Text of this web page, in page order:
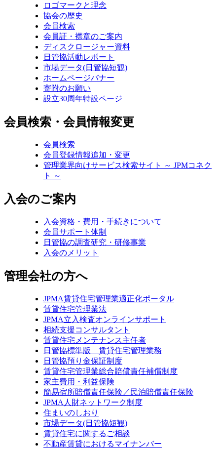
ロゴマークと理念
協会の歴史
会員検索
会員証・襟章のご案内
ディスクロージャー資料
日管協活動レポート
市場データ(日管協短観)
ホームページバナー
寄附のお願い
設立30周年特設ページ
会員検索・会員情報変更
会員検索
会員登録情報追加・変更
管理業界向けサービス検索サイト ～ JPMコネク
ト ～
入会のご案内
入会資格・費用・手続きについて
会員サポート体制
日管協の調査研究・研修事業
入会のメリット
管理会社の方へ
JPMA賃貸住宅管理業適正化ポータル
賃貸住宅管理業法
JPMA立入検査オンラインサポート
相続支援コンサルタント
賃貸住宅メンテナンス主任者
日管協標準版 賃貸住宅管理業務
日管協預り金保証制度
賃貸住宅管理業総合賠償責任補償制度
家主費用・利益保険
簡易宿所賠償責任保険／民泊賠償責任保険
JPMA人財ネットワーク制度
住まいのしおり
市場データ(日管協短観)
賃貸住宅に関するご相談
不動産賃貸におけるマイナンバー